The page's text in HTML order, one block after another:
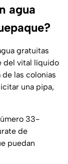
agua
gratuitas
del vital líquido
las colonias
una pipa,
33-
de
puedan